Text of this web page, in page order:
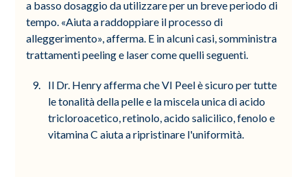
a basso dosaggio da utilizzare per un breve periodo di
tempo. «Aiuta a raddoppiare il processo di
alleggerimento», afferma. E in alcuni casi, somministra
trattamenti peeling e laser come quelli seguenti.
Il Dr. Henry afferma che VI Peel è sicuro per tutte
le tonalità della pelle e la miscela unica di acido
tricloroacetico, retinolo, acido salicilico, fenolo e
vitamina C aiuta a ripristinare l'uniformità.